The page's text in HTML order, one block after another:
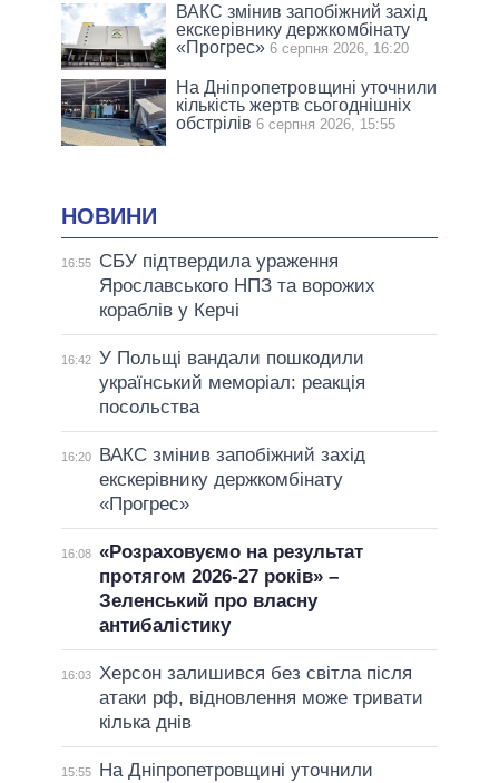
ВАКС змінив запобіжний захід
екскерівнику держкомбінату
«Прогрес» 6 серпня 2026, 16:20
На Дніпропетровщині уточнили
кількість жертв сьогоднішніх
обстрілів 6 серпня 2026, 15:55
НОВИНИ
16:55
СБУ підтвердила ураження
Ярославського НПЗ та ворожих
кораблів у Керчі
16:42 У Польщі вандали пошкодили
український меморіал: реакція
посольства
16:20
ВАКС змінив запобіжний захід
екскерівнику держкомбінату
«Прогрес»
16:08 «Розраховуємо на результат
протягом 2026-27 років» –
Зеленський про власну
антибалістику
16:03 Херсон залишився без світла після
атаки рф, відновлення може тривати
кілька днів
15:55
На Дніпропетровщині уточнили